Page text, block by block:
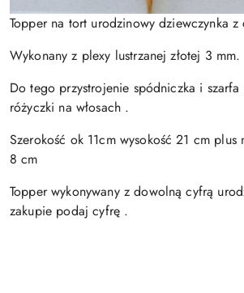
Topper na tort urodzinowy dziewczynka z
Wykonany z plexy lustrzanej złotej 3 mm.
Do tego przystrojenie spódniczka i
różyczki na włosach .
Szerokość ok 11cm wysokość 21 cm
8 cm
Topper wykonywany z dowolną cyfrą
zakupie podaj cyfrę .